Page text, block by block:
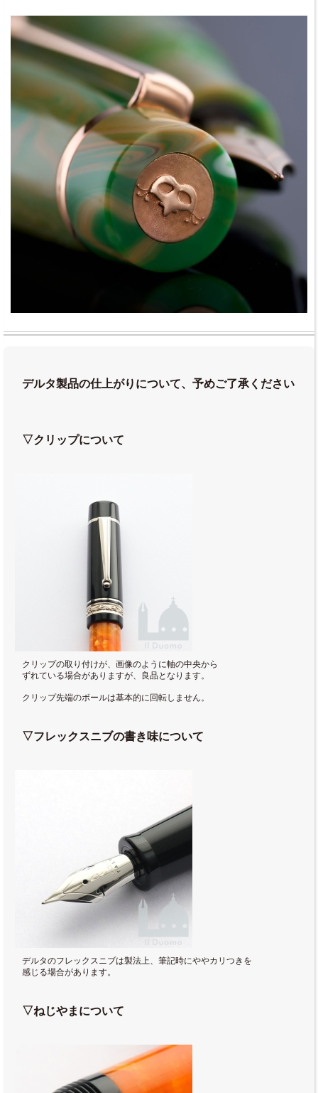
デルタ製品の仕上がりについて、予めご了承ください
▽クリップについて
クリップの取り付けが、画像のように軸の中央から
ずれている場合がありますが、良品となります。
クリップ先端のボールは基本的に回転しません。
▽フレックスニブの書き味について
デルタのフレックスニブは製法上、筆記時にややカリつきを
感じる場合があります。
▽ねじやまについて